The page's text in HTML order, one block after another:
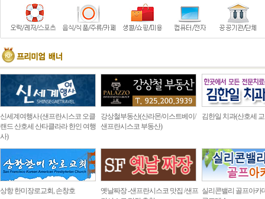
신세계여행사 (샌프란시스코 오클
랜드 산호세 산타클라라 한인 여행
사)
강상철부동산(산라몬/이스트베이/
샌프란시스코 부동산)
김한일 치과(산호세
상항 한미장로교회, 손창호
옛날짜장 -샌프란시스코 맛집 /샌프 실리콘밸리 골프아카